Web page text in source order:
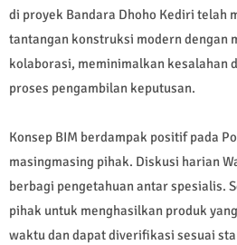
di proyek Bandara Dhoho Kediri telah
tantangan konstruksi modern dengan
kolaborasi, meminimalkan kesalahan
proses pengambilan keputusan.
Konsep BIM berdampak positif pada
masingmasing pihak. Diskusi harian
berbagi pengetahuan antar spesialis.
pihak untuk menghasilkan produk
waktu dan dapat diverifikasi sesuai